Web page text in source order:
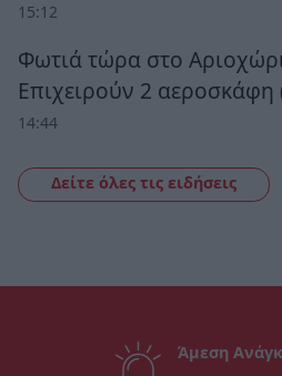
15:12
Φωτιά τώρα στο
Επιχειρούν 2 αεροσκάφη
14:44
Δείτε όλες τις ειδήσεις
Άμεση